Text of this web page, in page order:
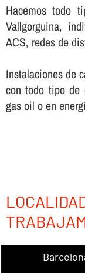
Hacemos todo
Vallgorguina,
ACS, redes de
Instalaciones de
con todo tipo de
gas oil o en